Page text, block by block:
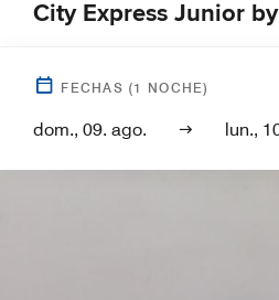
City Express Junior
FECHAS (1 NOCHE)
dom., 09. ago. lun.,